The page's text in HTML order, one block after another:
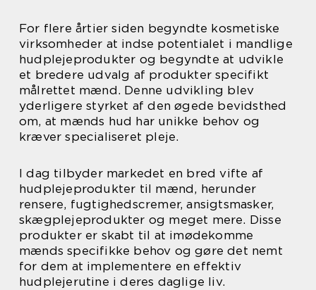
For flere årtier siden begyndte kosmetiske
virksomheder at indse potentialet i mandlige
hudplejeprodukter og begyndte at udvikle
et bredere udvalg af produkter specifikt
målrettet mænd. Denne udvikling blev
yderligere styrket af den øgede bevidsthed
om, at mænds hud har unikke behov og
kræver specialiseret pleje.
I dag tilbyder markedet en bred vifte af
hudplejeprodukter til mænd, herunder
rensere, fugtighedscremer, ansigtsmasker,
skægplejeprodukter og meget mere. Disse
produkter er skabt til at imødekomme
mænds specifikke behov og gøre det nemt
for dem at implementere en effektiv
hudplejerutine i deres daglige liv.